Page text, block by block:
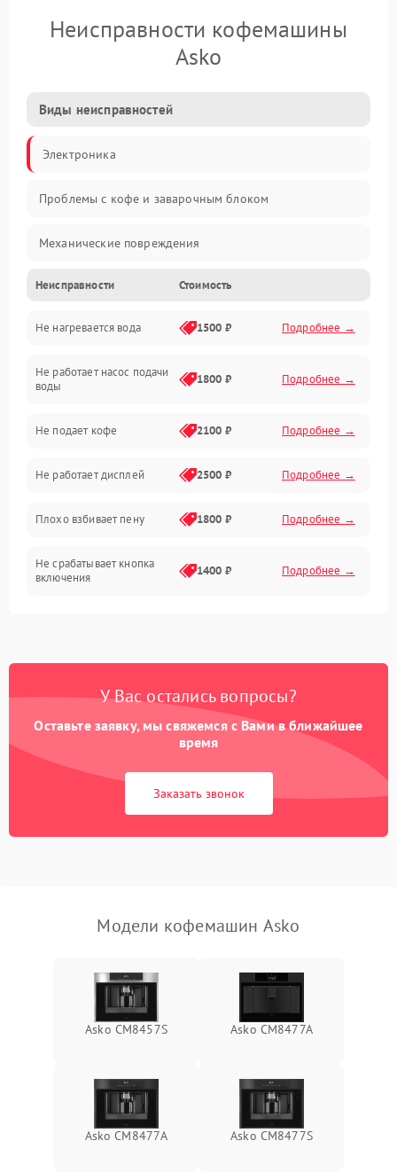
Неисправности кофемашины
Asko
Виды неисправностей
Электроника
Проблемы с кофе и заварочным блоком
Механические повреждения
Прочие неисправности
Включение и работа
Проблемы с водой
Неисправности Стоимость
Не нагревается вода 1500 ₽ Подробнее →
Не работает насос подачи
воды
1800 ₽ Подробнее →
Не подает кофе 2100 ₽ Подробнее →
Не работает дисплей 2500 ₽ Подробнее →
Плохо взбивает пену 1800 ₽ Подробнее →
Не срабатывает кнопка
включения
1400 ₽ Подробнее →
Постоянные сбои в работе 1500 ₽ Подробнее →
У Вас остались вопросы?
Оставьте заявку, мы свяжемся с Вами в ближайшее
время
Заказать звонок
Модели кофемашин Asko
Asko CM8457S Asko CM8477A
Asko СМ8477А Asko CM8477S